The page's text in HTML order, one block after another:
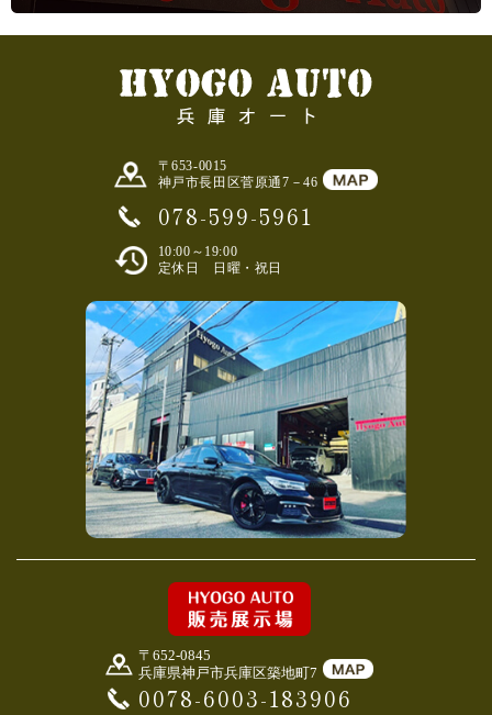
〒653-0015
神戸市長田区菅原通7－46
078-599-5961
10:00～19:00
定休日 日曜・祝日
〒652-0845
兵庫県神戸市兵庫区築地町7
0078-6003-183906